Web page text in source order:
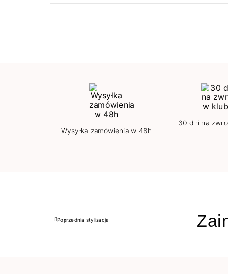
Wysyłka zamówienia w 48h
30 dni na
Poprzedni
Poprzednia stylizacja